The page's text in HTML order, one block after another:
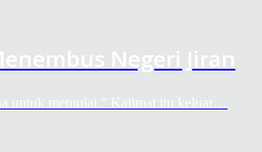
Negeri Jiran
untuk memulai.” Kalimat itu keluar…